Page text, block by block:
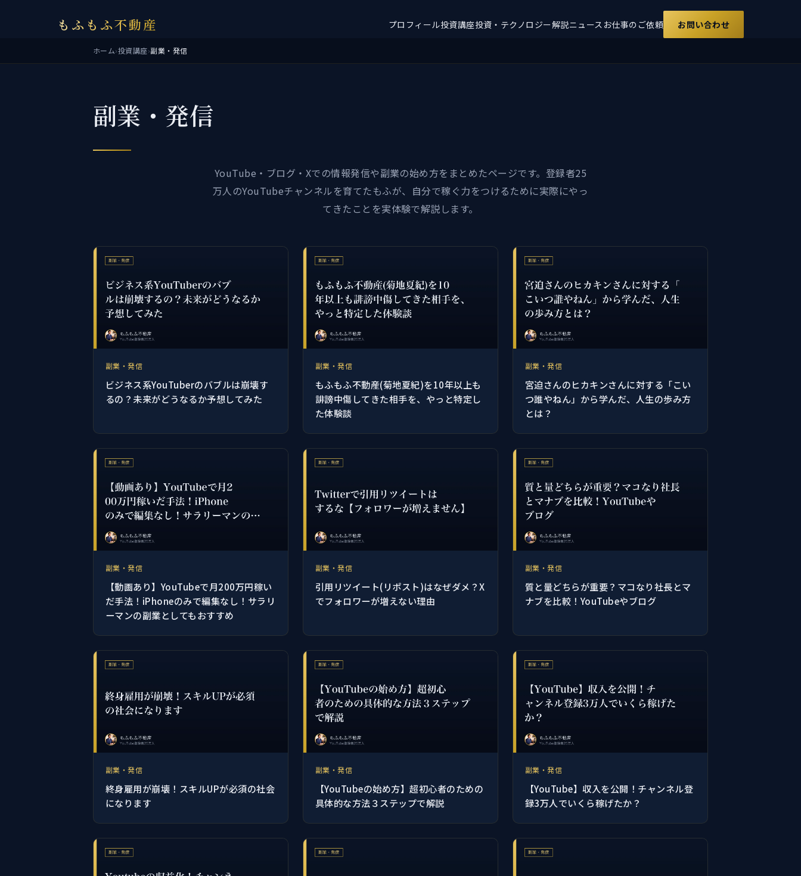
もふもふ不動産 プロフィール投資講座投資・テクノロジー解説ニュース お仕事のご依頼 お問い合わせ
ホーム›投資講座›副業・発信
副業・発信
YouTube・ブログ・Xでの情報発信や副業の始め方をまとめたページです。登録者25
万人のYouTubeチャンネルを育てたもふが、自分で稼ぐ力をつけるために実際にやっ
てきたことを実体験で解説します。
副業・発信
ビジネス系YouTuberのバブルは崩壊す
るの？未来がどうなるか予想してみた
副業・発信
もふもふ不動産(菊地夏紀)を10年以上も
誹謗中傷してきた相手を、やっと特定し
た体験談
副業・発信
宮迫さんのヒカキンさんに対する「こい
つ誰やねん」から学んだ、人生の歩み方
とは？
副業・発信
【動画あり】YouTubeで月200万円稼い
だ手法！iPhoneのみで編集なし！サラリ
ーマンの副業としてもおすすめ
副業・発信
引用リツイート(リポスト)はなぜダメ？X
でフォロワーが増えない理由
副業・発信
質と量どちらが重要？マコなり社長とマ
ナブを比較！YouTubeやブログ
副業・発信
終身雇用が崩壊！スキルUPが必須の社会
になります
副業・発信
【YouTubeの始め方】超初心者のための
具体的な方法３ステップで解説
副業・発信
【YouTube】収入を公開！チャンネル登
録3万人でいくら稼げたか？